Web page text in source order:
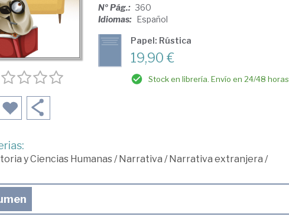
Nº Pág.: 360
Idiomas: Español
Papel: Rústica
19,90 €
Stock en librería. Envío en 24/48 horas
y Ciencias Humanas/Narrativa /Narrativa extranjera /